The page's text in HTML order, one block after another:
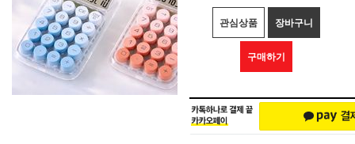
관심상품 장바구니
구매하기